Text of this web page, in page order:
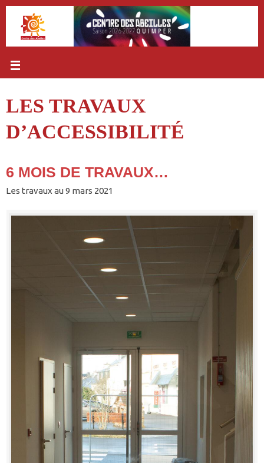
Passer
contenu
LES TRAVAUX
D’ACCESSIBILITÉ
6 MOIS DE TRAVAUX…
Les travaux au 9 mars 2021